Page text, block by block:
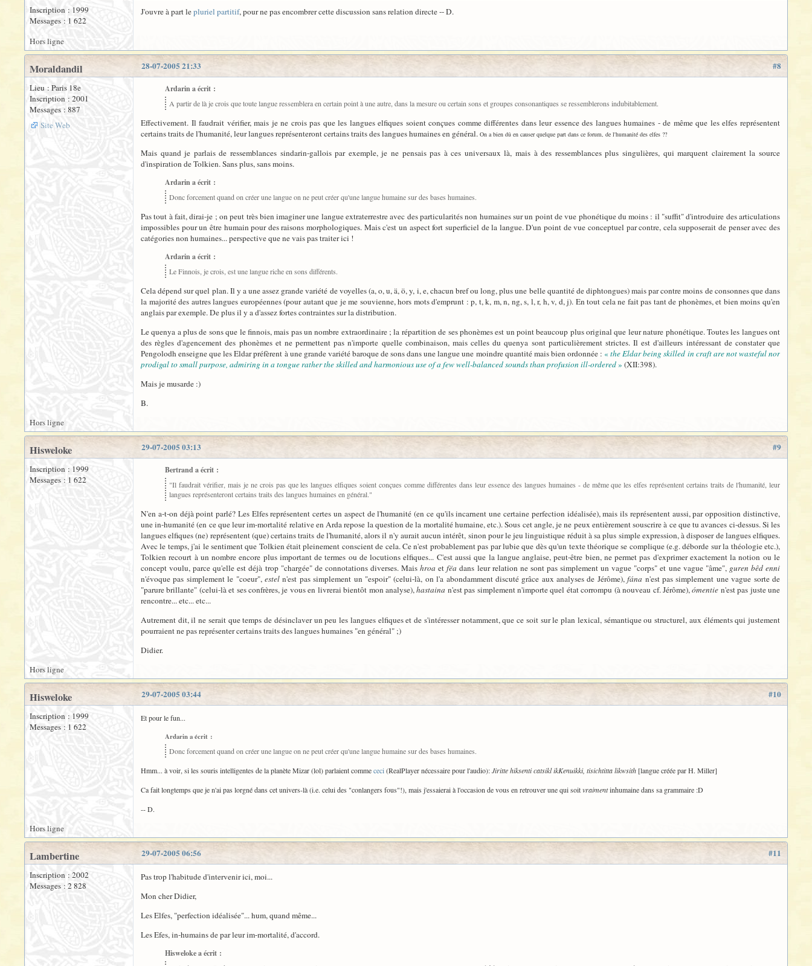
Inscription : 1999
Messages : 1 622
J'ouvre à part lepluriel partitif, pour ne pas encombrer cette discussion sans relation directe -- D.
Hors ligne
#8
28-07-2005 21:33
Moraldandil
Lieu : Paris 18e
Inscription : 2001
Messages : 887
Site Web
Ardarin a écrit :
A partir de là je crois que toute langue ressemblera en certain point à une autre, dans la mesure ou certain sons et groupes consonantiques se ressemblerons indubitablement.
Effectivement. Il faudrait vérifier, mais je ne crois pas que les langues elfiques soient conçues comme différentes dans leur essence des langues humaines - de même que les elfes représentent
certains traits de l'humanité, leur langues représenteront certains traits des langues humaines en général. On a bien dû en causer quelque part dans ce forum, de l'humanité des elfes ??
Mais quand je parlais de ressemblances sindarin-gallois par exemple, je ne pensais pas à ces universaux là, mais à des ressemblances plus singulières, qui marquent clairement la source
d'inspiration de Tolkien. Sans plus, sans moins.
Ardarin a écrit :
Donc forcement quand on créer une langue on ne peut créer qu'une langue humaine sur des bases humaines.
Pas tout à fait, dirai-je ; on peut très bien imaginer une langue extraterrestre avec des particularités non humaines sur un point de vue phonétique du moins : il "suffit" d'introduire des articulations
impossibles pour un être humain pour des raisons morphologiques. Mais c'est un aspect fort superficiel de la langue. D'un point de vue conceptuel par contre, cela supposerait de penser avec des
catégories non humaines... perspective que ne vais pas traiter ici !
Ardarin a écrit :
Le Finnois, je crois, est une langue riche en sons différents.
Cela dépend sur quel plan. Il y a une assez grande variété de voyelles (a, o, u, ä, ö, y, i, e, chacun bref ou long, plus une belle quantité de diphtongues) mais par contre moins de consonnes que dans
la majorité des autres langues européennes (pour autant que je me souvienne, hors mots d'emprunt : p, t, k, m, n, ng, s, l, r, h, v, d, j). En tout cela ne fait pas tant de phonèmes, et bien moins qu'en
anglais par exemple. De plus il y a d'assez fortes contraintes sur la distribution.
Le quenya a plus de sons que le finnois, mais pas un nombre extraordinaire ; la répartition de ses phonèmes est un point beaucoup plus original que leur nature phonétique. Toutes les langues ont
des règles d'agencement des phonèmes et ne permettent pas n'importe quelle combinaison, mais celles du quenya sont particulièrement strictes. Il est d'ailleurs intéressant de constater que
Pengolodh enseigne que les Eldar préfèrent à une grande variété baroque de sons dans une langue une moindre quantité mais bien ordonnée : «the Eldar being skilled in craft are not wasteful nor
prodigal to small purpose, admiring in a tongue rather the skilled and harmonious use of a few well-balanced sounds than profusion ill-ordered» (XII:398).
Mais je musarde :)
B.
Hors ligne
#9
29-07-2005 03:13
Hisweloke
Inscription : 1999
Messages : 1 622
Bertrand a écrit :
"Il faudrait vérifier, mais je ne crois pas que les langues elfiques soient conçues comme différentes dans leur essence des langues humaines - de même que les elfes représentent certains traits de l'humanité, leur
langues représenteront certains traits des langues humaines en général."
N'en a-t-on déjà point parlé? Les Elfes représentent certes un aspect de l'humanité (en ce qu'ils incarnent une certaine perfection idéalisée), mais ils représentent aussi, par opposition distinctive,
une in-humanité (en ce que leur im-mortalité relative en Arda repose la question de la mortalité humaine, etc.). Sous cet angle, je ne peux entièrement souscrire à ce que tu avances ci-dessus. Si les
langues elfiques (ne) représentent (que) certains traits de l'humanité, alors il n'y aurait aucun intérêt, sinon pour le jeu linguistique réduit à sa plus simple expression, à disposer de langues elfiques.
Avec le temps, j'ai le sentiment que Tolkien était pleinement conscient de cela. Ce n'est probablement pas par lubie que dès qu'un texte théorique se complique (e.g. déborde sur la théologie etc.),
Tolkien recourt à un nombre encore plus important de termes ou de locutions elfiques... C'est aussi que la langue anglaise, peut-être bien, ne permet pas d'exprimer exactement la notion ou le
concept voulu, parce qu'elle est déjà trop "chargée" de connotations diverses. Maishroa etfëa dans leur relation ne sont pas simplement un vague "corps" et une vague "âme", guren bêd enni
n'évoque pas simplement le "coeur", esteln'est pas simplement un "espoir" (celui-là, on l'a abondamment discuté grâce aux analyses de Jérôme),fána n'est pas simplement une vague sorte de
"parure brillante" (celui-là et ses confrères, je vous en livrerai bientôt mon analyse),hastaina n'est pas simplement n'importe quel état corrompu (à nouveau cf. Jérôme),ómentie n'est pas juste une
rencontre... etc... etc...
Autrement dit, il ne serait que temps de désinclaver un peu les langues elfiques et de s'intéresser notamment, que ce soit sur le plan lexical, sémantique ou structurel, aux éléments qui justement
pourraient ne pas représenter certains traits des langues humaines "en général" ;)
Didier.
Hors ligne
#10
29-07-2005 03:44
Hisweloke
Inscription : 1999
Messages : 1 622
Et pour le fun...
Ardarin a écrit :
Donc forcement quand on créer une langue on ne peut créer qu'une langue humaine sur des bases humaines.
Hmm... à voir, si les souris intelligentes de la planète Mizar (lol) parlaient commececi(RealPlayer nécessaire pour l'audio):Jiritte hiksenti catsikl ikKenuikki, tisichtitta likwsith [langue créée par H. Miller]
Ca fait longtemps que je n'ai pas lorgné dans cet univers-là (i.e. celui des "conlangers fous"!), mais j'essaierai à l'occasion de vous en retrouver une qui soitvraimentinhumaine dans sa grammaire :D
-- D.
Hors ligne
#11
29-07-2005 06:56
Lambertine
Inscription : 2002
Messages : 2 828
Pas trop l'habitude d'intervenir ici, moi...
Mon cher Didier,
Les Elfes, "perfection idéalisée"... hum, quand même...
Les Efes, in-humains de par leur im-mortalité, d'accord.
Hisweloke a écrit :